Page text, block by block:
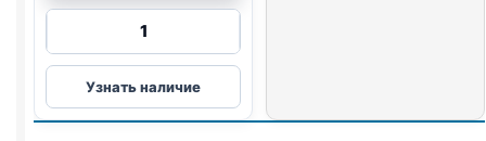
Количество
Rio
палочки
птиц.
Узнать наличие